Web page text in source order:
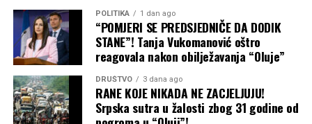
POLITIKA 1 dan ago
“POMJERI SE PREDSJEDNIČE DA DODIK
STANE”! Tanja Vukomanović oštro
reagovala nakon obilježavanja “Oluje”
DRUŠTVO 3 dana ago
RANE KOJE NIKADA NE ZACJELJUJU!
Srpska sutra u žalosti zbog 31 godine od